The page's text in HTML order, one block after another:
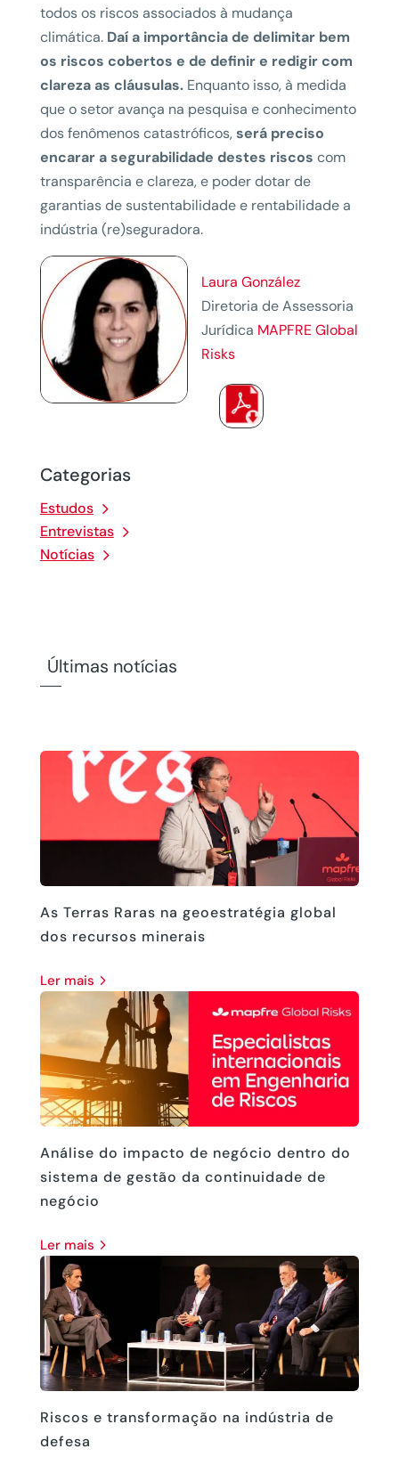
Categorias
Estudos
Entrevistas
Notícias
todos os riscos associados à mudança
climática. Daí a importância de delimitar bem
os riscos cobertos e de definir e redigir com
clareza as cláusulas.Enquanto isso, à medida
que o setor avança na pesquisa e conhecimento
dos fenômenos catastróficos,será preciso
encarar a segurabilidade destes riscos com
transparência e clareza, e poder dotar de
garantias de sustentabilidade e rentabilidade a
indústria (re)seguradora.
Laura González
Diretoria de Assessoria
Jurídica MAPFRE Global
Risks
Últimas notícias
As Terras Raras na geoestratégia global
dos recursos minerais
ler mais
Análise do impacto de negócio dentro do
sistema de gestão da continuidade de
negócio
ler mais
Riscos e transformação na indústria de
defesa